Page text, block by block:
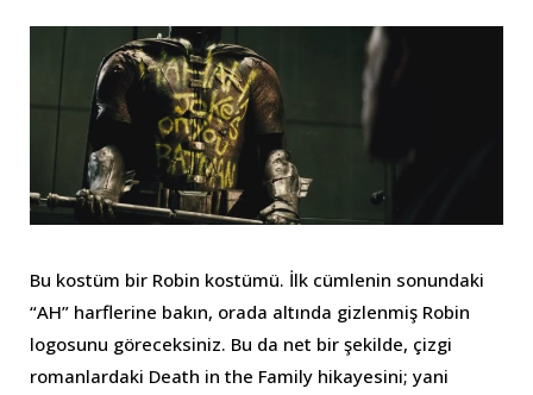
Bu kostüm bir Robin kostümü. İlk cümlenin sonundaki
“AH” harflerine bakın, orada altında gizlenmiş Robin
logosunu göreceksiniz. Bu da net bir şekilde, çizgi
romanlardaki Death in the Family hikayesini; yani